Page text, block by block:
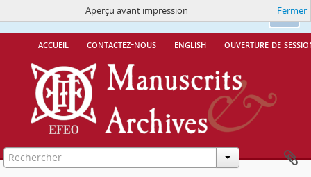
Ok
Ce site utilise des cookiesMore Info.
accueil contactez-nous english ouverture de
Aperçu avant impression Fermer